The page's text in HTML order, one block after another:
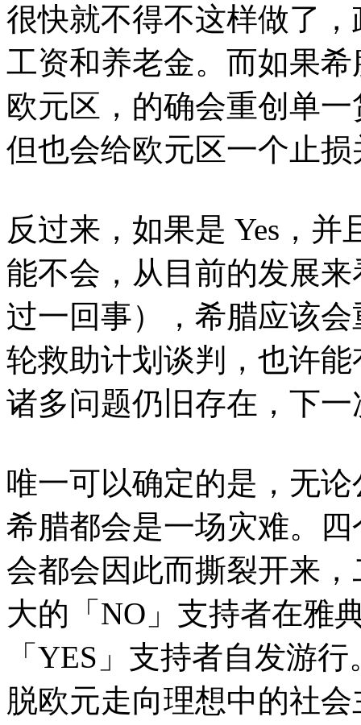
很快就不得不这样做了
工资和养老金。而如果
欧元区，的确会重创单
但也会给欧元区一个止
反过来，如果是 Yes，并
能不会，从目前的发展
过一回事），希腊应该
轮救助计划谈判，也许
诸多问题仍旧存在，下
唯一可以确定的是，无
希腊都会是一场灾难。
会都会因此而撕裂开来
大的「NO」支持者在雅
「YES」支持者自发游
脱欧元走向理想中的社